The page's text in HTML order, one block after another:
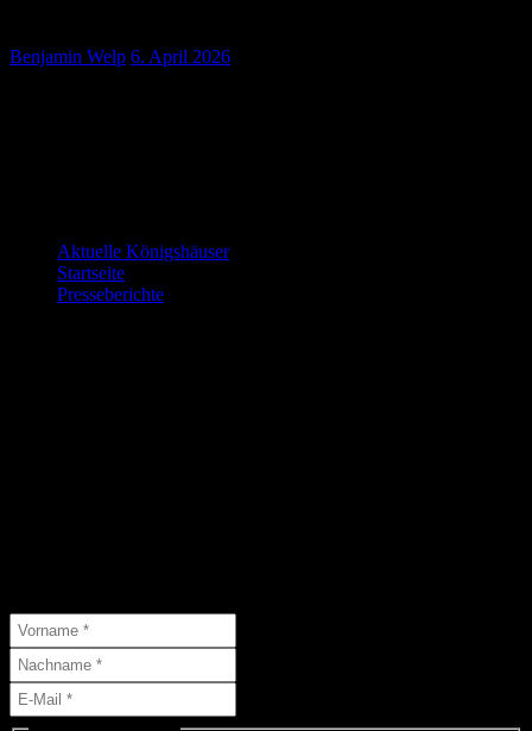
Benjamin Welp 6. April 2026
Aktuelle Königshäuser
Startseite
Presseberichte